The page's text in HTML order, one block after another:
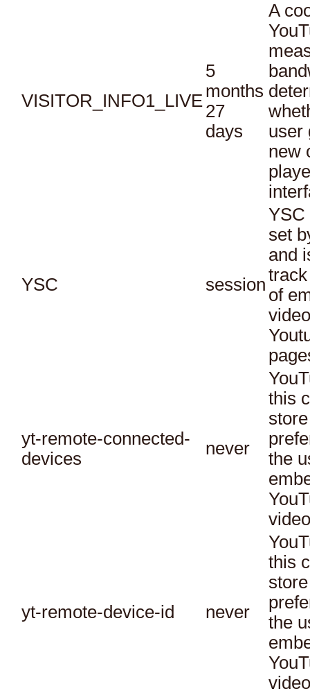
VISITOR_INFO1_LIVE
5
months
27
days
A
user
new
YSC session
YSC
set
and
of
yt-remote-connected-
devices
never
this
the
yt-remote-device-id never
this
the